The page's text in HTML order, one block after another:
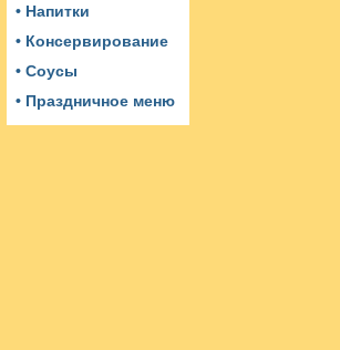
• Напитки
• Консервирование
• Соусы
• Праздничное меню